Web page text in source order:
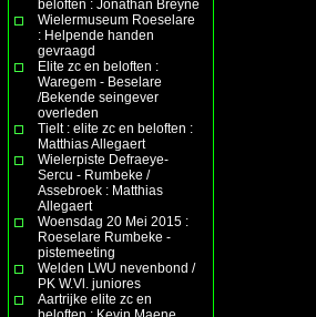
beloften : Jonathan Breyne
Wielermuseum Roeselare
: Helpende handen
gevraagd
Elite zc en beloften :
Waregem - Beselare
/Bekende seingever
overleden
Tielt : elite zc en beloften :
Matthias Allegaert
Wielerpiste Defraeye-
Sercu - Rumbeke /
Assebroek : Matthias
Allegaert
Woensdag 20 Mei 2015 :
Roeselare Rumbeke -
pistemeeting
Welden LWU nevenbond /
PK W.Vl. juniores
Aartrijke elite zc en